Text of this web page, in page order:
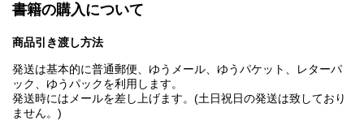
書籍の購入について
商品引き渡し方法
発送は基本的に普通郵便、ゆうメール、ゆうパケット、レターパ
ック、ゆうパックを利用します。
発送時にはメールを差し上げます。(土日祝日の発送は致しており
ません。)